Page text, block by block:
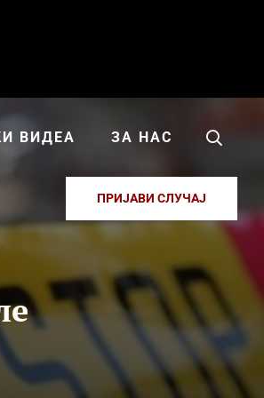
ВИДЕА ЗА НАС
ПРИЈАВИ СЛУЧАЈ